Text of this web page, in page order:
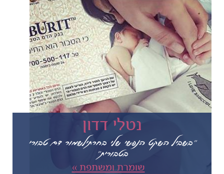
נטלי דדון
"בשביל השקט הנפשי שלי בחרתילשמור דם טבורי
בטבורית"
שומרת ומשתפת »